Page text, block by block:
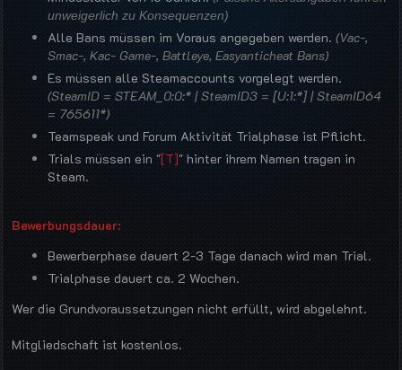
unweigerlich zu Konsequenzen)
Alle Bans müssen im Voraus angegeben werden. (Vac-,
Smac-, Kac- Game-, Battleye, Easyanticheat Bans)
Es müssen alle Steamaccounts vorgelegt werden.
(SteamID = STEAM_0:0:* | SteamID3 = [U:1:*] | SteamID64
= 765611*)
Teamspeak und Forum Aktivität Trialphase ist Pflicht.
Trials müssen ein "[T]" hinter ihrem Namen tragen in
Steam.
Bewerbungsdauer:
Bewerberphase dauert 2-3 Tage danach wird man Trial.
Trialphase dauert ca. 2 Wochen.
Wer die Grundvoraussetzungen nicht erfüllt, wird abgelehnt.
Mitgliedschaft ist kostenlos.